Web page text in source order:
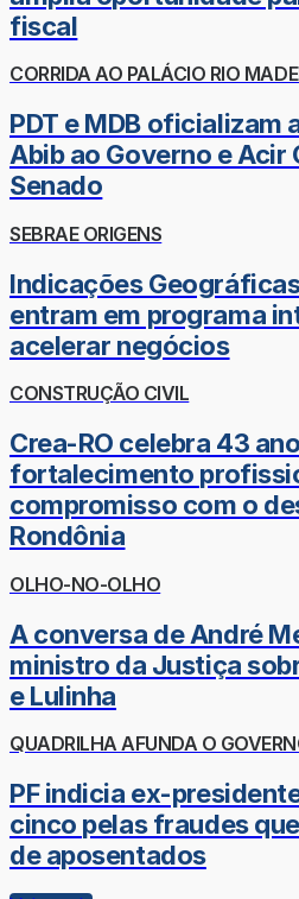
fiscal
CORRIDA AO PALÁCIO RIO
PDT e MDB oficializam
Abib ao Governo e Acir
Senado
SEBRAE ORIGENS
Indicações
entram em programa
acelerar negócios
CONSTRUÇÃO CIVIL
Crea-RO celebra 43
fortalecimento
compromisso com o
Rondônia
OLHO-NO-OLHO
A conversa de André
ministro da Justiça
e Lulinha
QUADRILHA AFUNDA O
PF indicia ex-
cinco pelas fraudes
de aposentados